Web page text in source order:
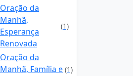
Oração da
Manhã,
Esperança
Renovada
(1)
Oração da
Manhã, Família e (1)